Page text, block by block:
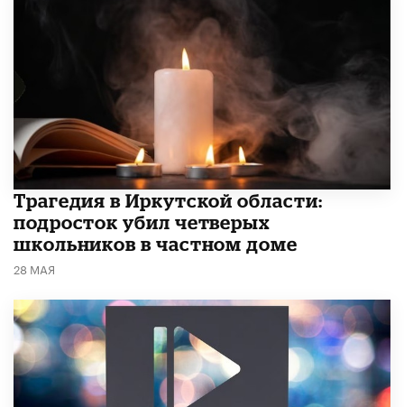
Трагедия в Иркутской области:
подросток убил четверых
школьников в частном доме
28 МАЯ